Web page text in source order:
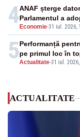
4 Economie-31 iul. 2026,
ANAF șterge
Parlamentul a
5Actualitate-31 iul.
Performanță
pe primul loc în
ACTUALITATE